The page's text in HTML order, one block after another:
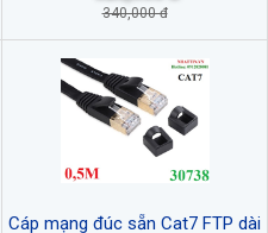
340,000 đ
Cáp mạng đúc sẵn Cat7 FTP dài